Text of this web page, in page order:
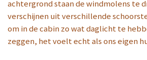
achtergrond staan de windmolens te
verschijnen uit verschillende
om in de cabin zo wat daglicht te
zeggen, het voelt echt als ons eigen